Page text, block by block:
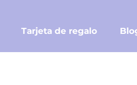
Tarjeta de regalo